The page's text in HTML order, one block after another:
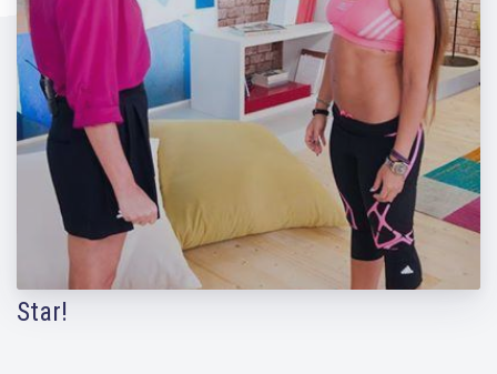
Απολαύστε τη Μάντη κάθε Δευτέρα στην
εκπομπή της Τατιάνας Στεφανίδου στο
Star!